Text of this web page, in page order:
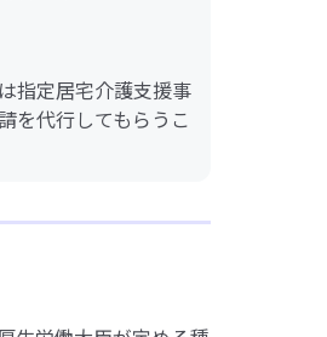
指定居宅介護支援事
を代行してもらうこ